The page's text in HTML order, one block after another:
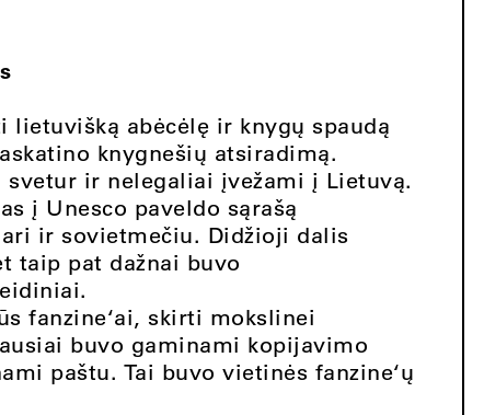
lietuvišką abėcėlę ir knygų spaudą
knygnešių atsiradimą.
ir nelegaliai įvežami į Lietuvą.
į Unesco paveldo sąrašą
ir sovietmečiu. Didžioji dalis
taip pat dažnai buvo
fanzine‘ai, skirti mokslinei
buvo gaminami kopijavimo
paštu. Tai buvo vietinės fanzine‘ų